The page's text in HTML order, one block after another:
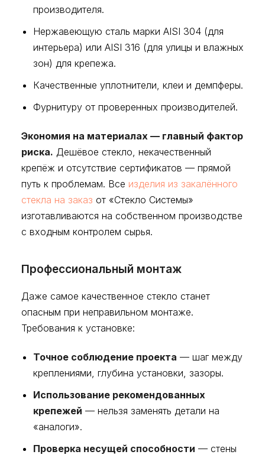
производителя.
Нержавеющую сталь марки AISI 304 (для
интерьера) или AISI 316 (для улицы и влажных
зон) для крепежа.
Качественные уплотнители, клеи и демпферы.
Фурнитуру от проверенных производителей.
Экономия на материалах — главный фактор
риска. Дешёвое стекло, некачественный
крепёж и отсутствие сертификатов — прямой
путь к проблемам. Все изделия из закалённого
стекла на заказ от «Стекло Системы»
изготавливаются на собственном производстве
с входным контролем сырья.
Профессиональный монтаж
Даже самое качественное стекло станет
опасным при неправильном монтаже.
Требования к установке:
Точное соблюдение проекта — шаг между
креплениями, глубина установки, зазоры.
Использование рекомендованных
крепежей — нельзя заменять детали на
«аналоги».
Проверка несущей способности — стены